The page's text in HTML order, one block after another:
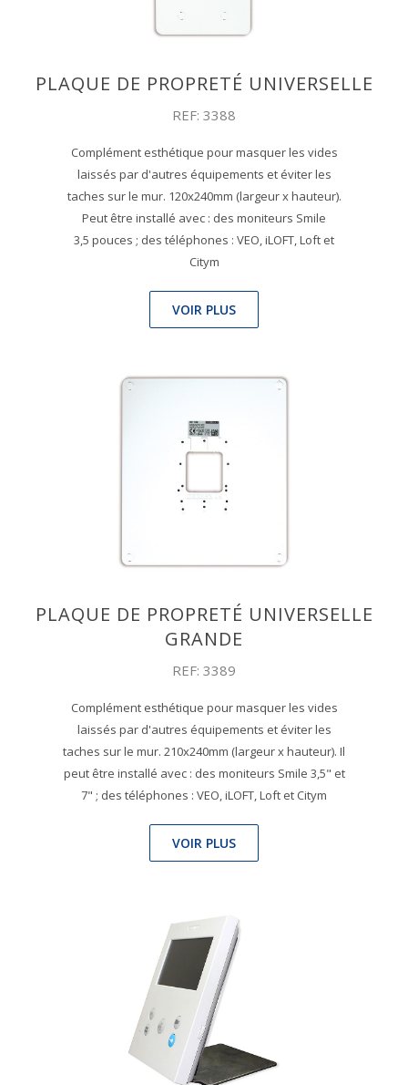
PLAQUE DE PROPRETÉ UNIVERSELLE
REF: 3388
Complément esthétique pour masquer les vides
laissés par d'autres équipements et éviter les
taches sur le mur. 120x240mm (largeur x hauteur).
Peut être installé avec : des moniteurs Smile
3,5 pouces ; des téléphones : VEO, iLOFT, Loft et
Citym
VOIR PLUS
PLAQUE DE PROPRETÉ UNIVERSELLE
GRANDE
REF: 3389
Complément esthétique pour masquer les vides
laissés par d'autres équipements et éviter les
taches sur le mur. 210x240mm (largeur x hauteur). Il
peut être installé avec : des moniteurs Smile 3,5" et
7" ; des téléphones : VEO, iLOFT, Loft et Citym
VOIR PLUS